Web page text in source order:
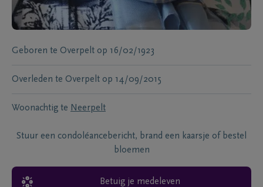
Geboren te Overpelt op 16/02/1923
Overleden te Overpelt op 14/09/2015
Woonachtig te Neerpelt
Stuur een condoléancebericht, brand een kaarsje of bestel
bloemen
Betuig je medeleven